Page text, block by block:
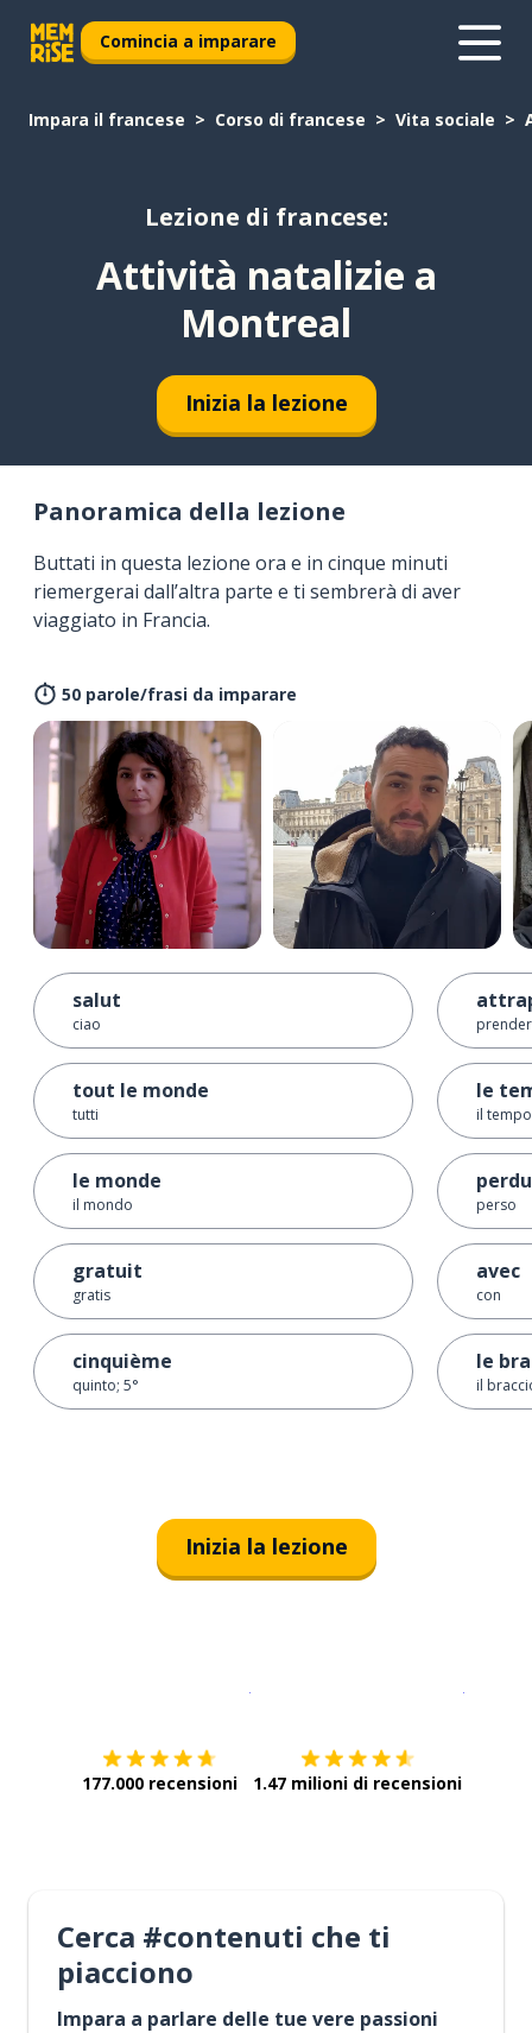
Comincia a imparare
Impara il francese Corso di francese Vita sociale
Lezione di francese:
Attività natalizie a
Montreal
Inizia la lezione
Panoramica della lezione
Buttati in questa lezione ora e in cinque minuti
riemergerai dall’altra parte e ti sembrerà di aver
viaggiato in Francia.
50 parole/frasi da imparare
salut
ciao
tout le monde
tutti
le monde
il mondo
gratuit
gratis
cinquième
quinto; 5°
le
il tempo
perdu
perso
avec
con
le
il
Inizia la lezione
177.000 recensioni 1.47 milioni di recensioni
Cerca #contenuti che ti
piacciono
Impara a parlare delle tue vere passioni